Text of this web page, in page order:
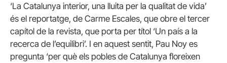
‘La Catalunya interior, una lluita per la qualitat de vida’
és el reportatge, de Carme Escales, que obre el tercer
capítol de la revista, que porta per títol ‘Un país a la
recerca de l’equilibri’. I en aquest sentit, Pau Noy es
pregunta ‘per què els pobles de Catalunya floreixen